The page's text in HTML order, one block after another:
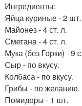
Ингредиенты:
Яйца куриные - 2 шт.
Майонез - 4 ст. л.
Сметанa - 4 ст. л.
Мука (без Горки) - 9
Сыр - по вкусу.
Колбаса - по вкусу.
Грибы - по желанию.
Помидоры - 1 шт.